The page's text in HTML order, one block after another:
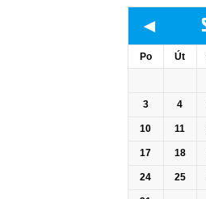
◄
Po Út
3 4
10 11
17 18
24 25